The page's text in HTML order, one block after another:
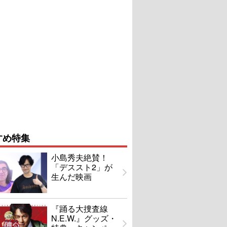
特集
小島秀夫絶賛！
「デススト2」が
生んだ映画
『踊る大捜査線
N.E.W.』グッズ・